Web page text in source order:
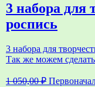
3 набора для
роспись
3 набора для
Так же можем
1 050,00₽